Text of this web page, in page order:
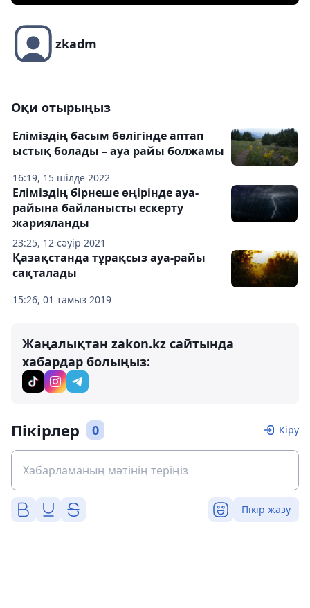
zkadm
Оқи отырыңыз
16:19, 15 шілде 2022
Еліміздің басым бөлігінде аптап
ыстық болады – ауа райы болжамы
23:25, 12 сәуір 2021
Еліміздің бірнеше өңірінде ауа-
райына байланысты ескерту
жарияланды
15:26, 01 тамыз 2019
Қазақстанда тұрақсыз ауа-райы
сақталады
Жаңалықтан zakon.kz сайтында
хабардар болыңыз:
Пікірлер 0 Кіру
Пікір жазу